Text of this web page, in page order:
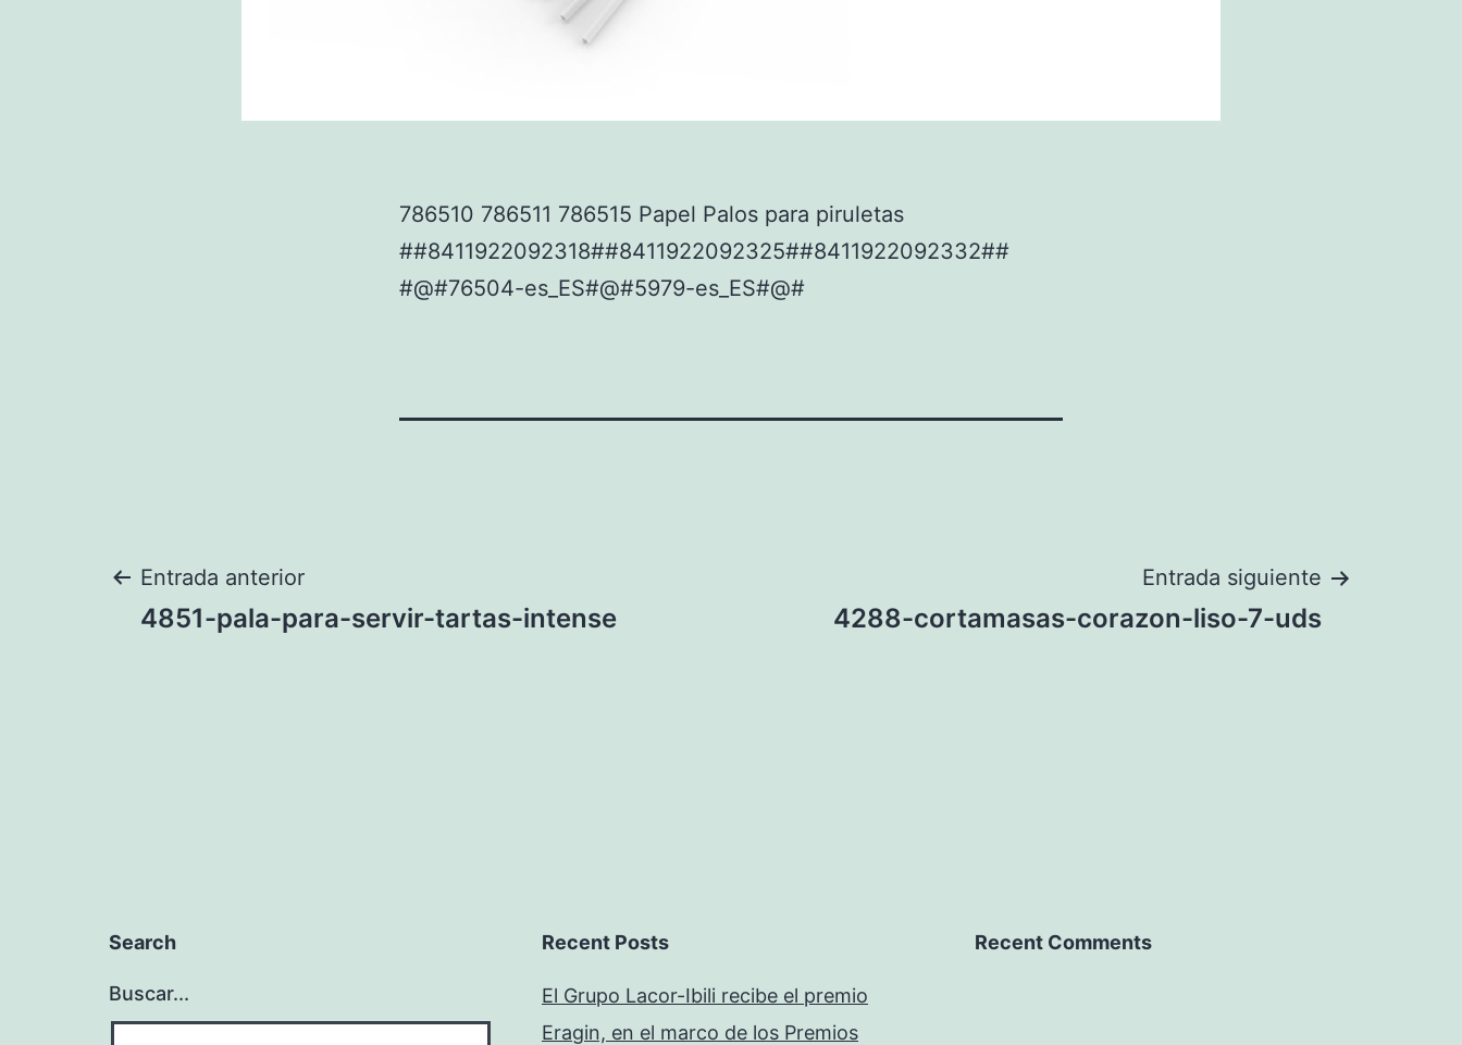
786510 786511 786515 Papel Palos para piruletas
##8411922092318##8411922092325##8411922092332##
#@#76504-es_ES#@#5979-es_ES#@#
Navegación
Entrada anterior
4851-pala-para-servir-tartas-intense
Entrada siguiente
4288-cortamasas-corazon-liso-7-uds
Search
Buscar...
Recent Posts
El Grupo Lacor-Ibili recibe el premio
Eragin, en el marco de los Premios
Recent Comments